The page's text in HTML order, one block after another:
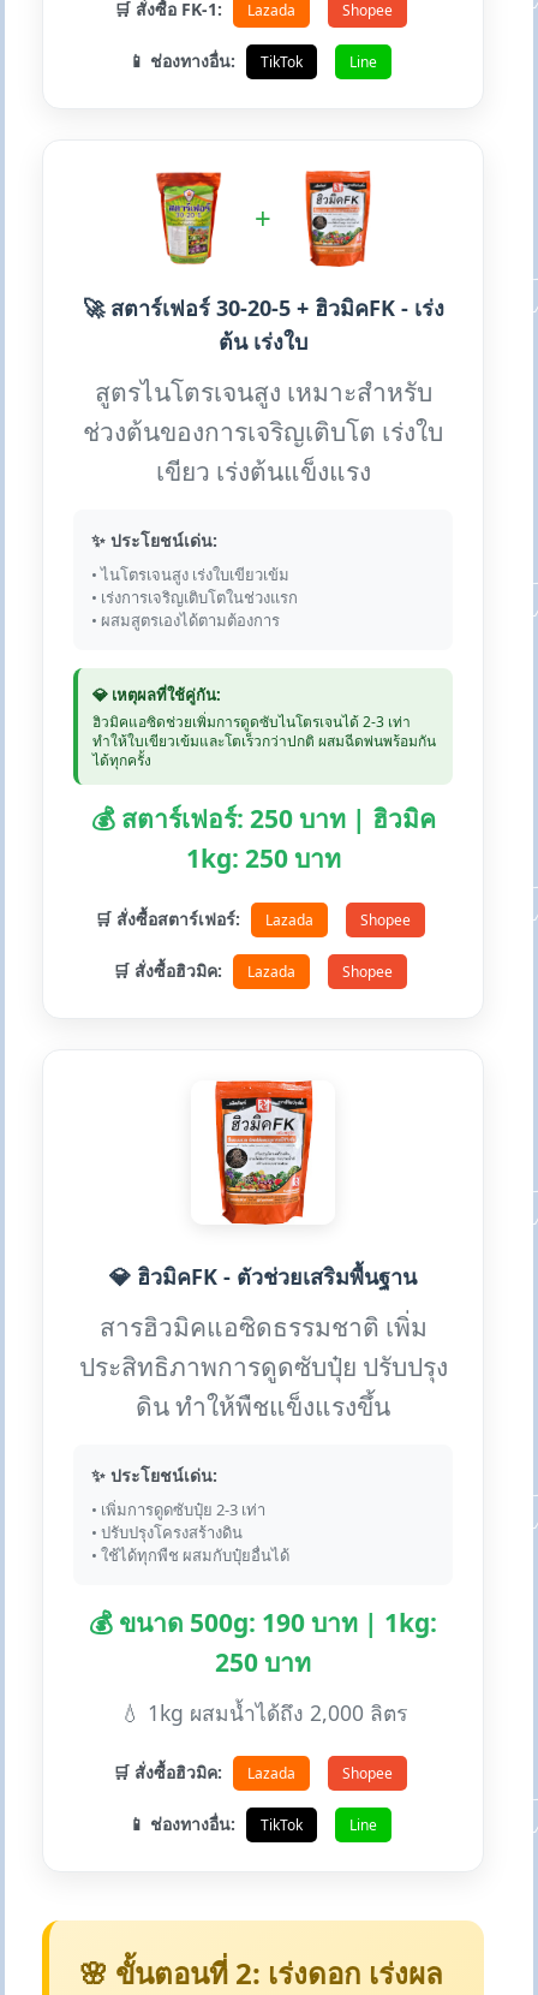
🛒 สั่งซื้อ FK-1: Lazada Shopee
📱 ช่องทางอื่น: TikTok Line
+
🚀 สตาร์เฟอร์ 30-20-5 + ฮิวมิคFK - เร่ง
ต้น เร่งใบ
สูตรไนโตรเจนสูง เหมาะสำหรับ
ช่วงต้นของการเจริญเติบโต เร่งใบ
เขียว เร่งต้นแข็งแรง
✨ ประโยชน์เด่น:
• ไนโตรเจนสูง เร่งใบเขียวเข้ม
• เร่งการเจริญเติบโตในช่วงแรก
• ผสมสูตรเองได้ตามต้องการ
💎 เหตุผลที่ใช้คู่กัน:
ฮิวมิคแอซิดช่วยเพิ่มการดูดซับไนโตรเจนได้ 2-3 เท่า
ทำให้ใบเขียวเข้มและโตเร็วกว่าปกติ ผสมฉีดพ่นพร้อมกัน
ได้ทุกครั้ง
💰 สตาร์เฟอร์: 250 บาท | ฮิวมิค
1kg: 250 บาท
🛒 สั่งซื้อสตาร์เฟอร์: Lazada Shopee
🛒 สั่งซื้อฮิวมิค: Lazada Shopee
💎 ฮิวมิคFK - ตัวช่วยเสริมพื้นฐาน
สารฮิวมิคแอซิดธรรมชาติ เพิ่ม
ประสิทธิภาพการดูดซับปุ๋ย ปรับปรุง
ดิน ทำให้พืชแข็งแรงขึ้น
✨ ประโยชน์เด่น:
• เพิ่มการดูดซับปุ๋ย 2-3 เท่า
• ปรับปรุงโครงสร้างดิน
• ใช้ได้ทุกพืช ผสมกับปุ๋ยอื่นได้
💰 ขนาด 500g: 190 บาท | 1kg:
250 บาท
💧 1kg ผสมน้ำได้ถึง 2,000 ลิตร
🛒 สั่งซื้อฮิวมิค: Lazada Shopee
📱 ช่องทางอื่น: TikTok Line
🌸 ขั้นตอนที่ 2: เร่งดอก เร่งผล